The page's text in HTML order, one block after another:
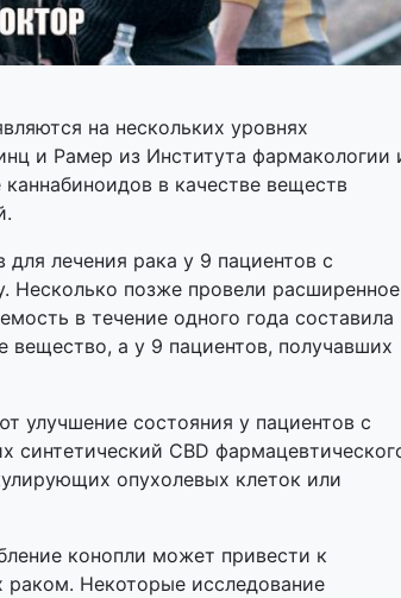
на нескольких уровнях
и Рамер из Института фармакологии
каннабиноидов в качестве веществ
лечения рака у 9 пациентов с
Несколько позже провели расширенное
в течение одного года составила
вещество, а у 9 пациентов, получавших
улучшение состояния у пациентов с
CBD
опухолевых клеток или
конопли может привести к
Некоторые исследование